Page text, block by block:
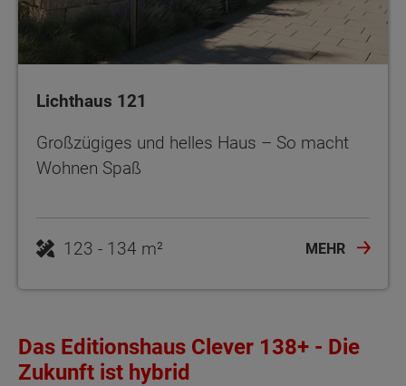
Lichthaus 121
Großzügiges und helles Haus – So macht
Wohnen Spaß
123 - 134 m² MEHR
Das Editionshaus Clever 138+ - Die
Zukunft ist hybrid